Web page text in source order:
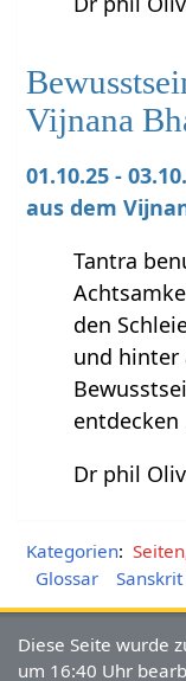
Vijnana
01.10.25 -
aus dem
Tantra
den
und hinter
entdecken
Dr phil
Kategorien:
Glossar
Sanskrit
Diese Seite wurde
um 16:40 Uhr